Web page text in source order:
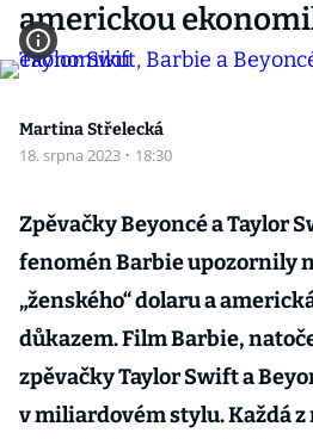
americkou
Martina Střelecká
18. srpna 2023 · 18:30
Zpěvačky Beyoncé a Taylor
fenomén Barbie upozornily
„ženského“ dolaru a
důkazem. Film Barbie,
zpěvačky Taylor Swift a
v miliardovém stylu. Každá